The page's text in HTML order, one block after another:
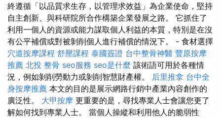
終遵循「以品質求生存，以管理求效益」為企業使命，堅持
自主創新、與科研院所合作構築企業發展之路。 它抓住了
利用一個人的資源或能力謀取個人利益的本質，特別是在沒
有公平補償或對被剝削個人進行補償的情況下。 - 食材選擇
穴道按摩課程 舒壓課程 泰國簽證 台中整骨神醫 豐原按摩
推薦 北投 整骨 seo服務 seo是什麼 該術語可用於各種情
況，例如剝削勞動力或剝削智慧財產權。 后里推拿 台中全
身按摩推薦 本文的目的是展示網路行銷中產業內容創作的
廣泛性。 大甲按摩 更重要的是，尋找專業人士會讓您更了
解如何找到專業人士。 當個人操縱和利用他人的脆弱性